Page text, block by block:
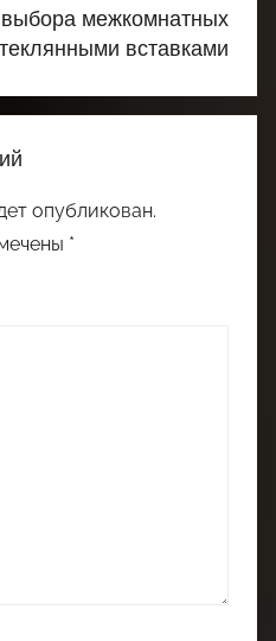
межкомнатных
вставками
опубликован.
*